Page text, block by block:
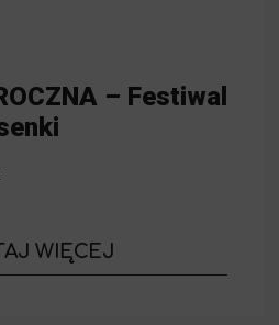
– Festiwal
WIĘCEJ
GALA